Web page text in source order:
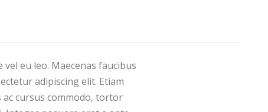
0
0
eu leo. Maecenas faucibus
adipiscing elit. Etiam
ac cursus commodo, tortor